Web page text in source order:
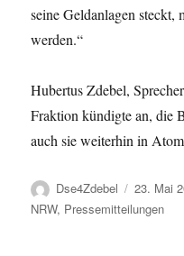
seine Geldanlagen steckt,
werden.“
Hubertus Zdebel,
Fraktion kündigte an, die
auch sie weiterhin in
Autor
Dse4Zdebel
am
23. Mai
NRW, Pressemitteilungen